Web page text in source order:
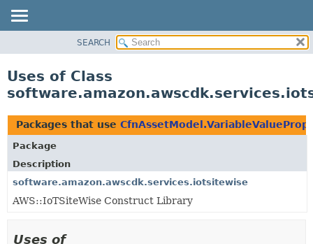
CLASS
TREE
DEPRECATED
INDEX
HELP
SEARCH
Uses of Class
Packages that use
Package
Description
software.amazon.awscdk.services.iotsitewise
AWS::IoTSiteWise Construct Library
Uses of